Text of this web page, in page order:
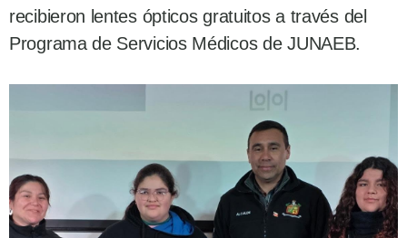
recibieron lentes ópticos gratuitos a través del
Programa de Servicios Médicos de JUNAEB.